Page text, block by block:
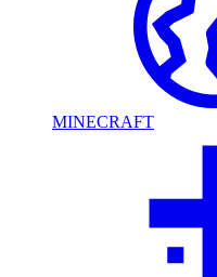
MINECRAFT